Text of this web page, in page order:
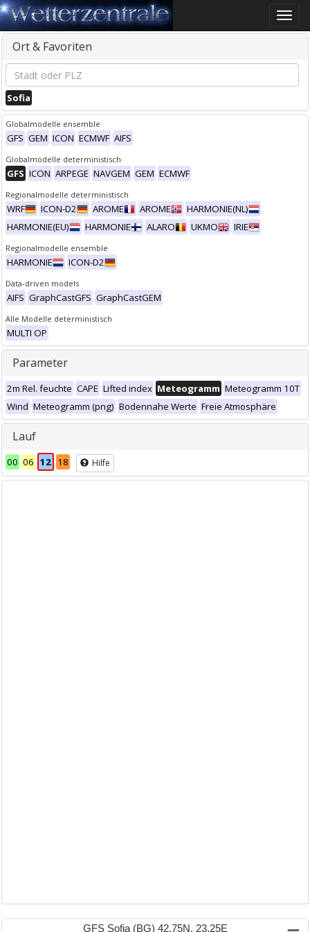
Toggle
Ort & Favoriten
Sofia
Globalmodelle ensemble
GFS GEM ICON ECMWF AIFS
Globalmodelle deterministisch
GFS ICON ARPEGE NAVGEM GEM ECMWF
Regionalmodelle deterministisch
WRF ICON-D2 AROME AROME
HARMONIE(NL)
HARMONIE(EU)
HARMONIE ALARO UKMO IRIE
Regionalmodelle ensemble
HARMONIE ICON-D2
Data-driven models
AIFS GraphCastGFS GraphCastGEM
Alle Modelle deterministisch
MULTI OP
Parameter
2m Rel. feuchte CAPE Lifted index Meteogramm Meteogramm 10T
Wind Meteogramm (png) Bodennahe Werte Freie Atmosphäre
Lauf
00 06 12 18 Hilfe
GFS Sofia (BG) 42.75N, 23.25E